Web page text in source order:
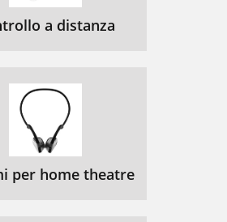
a distanza
per home theatre